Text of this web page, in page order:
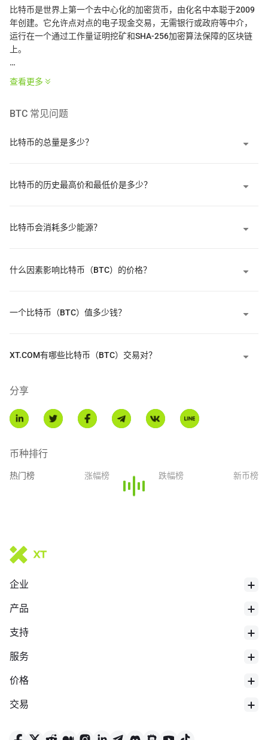
24h最低价
比特币是世界上第一个去中心化的加密货币，由化名中本聪于2009
年创建。它允许点对点的电子现金交易，无需银行或政府等中介，
运行在一个通过工作量证明挖矿和SHA-256加密算法保障的区块链
上。
比特币的供应量上限为2100万个，每四年进行一次程序化减半，以
减少矿工奖励，比特币被设计为一种通缩数字资产，常被称为“数字
题，创造了第一个真正稀缺的数字资产，具有抗审查和无需许可的
区块中，每约10分钟通过挖矿添加一个区块，专用计算机竞争解决
个现货比特币ETF，使得传统金融参与者能够投资比特币，而像
了更大的比特币敞口。
Ordinals，使比特币上能够直接实现类似NFT的功能，以及BRC-20
用，像Babylon这样的协议允许比特币持有者抵押BTC以保障权益证
* 此介绍由AI翻译生成，仅供参考。
查看更多
BTC 常见问题
比特币的总量是多少？
比特币的历史最高价和最低价是多少？
比特币会消耗多少能源？
什么因素影响比特币（BTC）的价格？
一个比特币（BTC）值多少钱？
XT.COM有哪些比特币（BTC）交易对？
分享
币种排行
热门榜 涨幅榜 跌幅榜 新币榜
企业
产品
支持
服务
价格
交易